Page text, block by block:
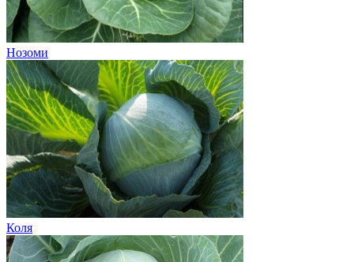
Нозоми
Коля